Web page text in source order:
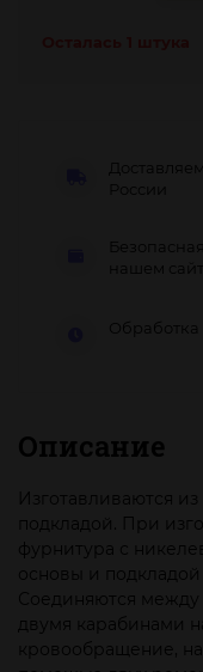
нашем
Обработка
Описание
Изготавливаются
подкладой. При
фурнитура с
основы и
Соединяются
двумя карабинами
кровообращение,